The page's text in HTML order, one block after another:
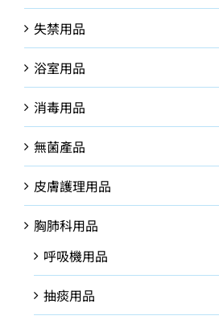
失禁用品
浴室用品
消毒用品
無菌產品
皮膚護理用品
胸肺科用品
呼吸機用品
抽痰用品